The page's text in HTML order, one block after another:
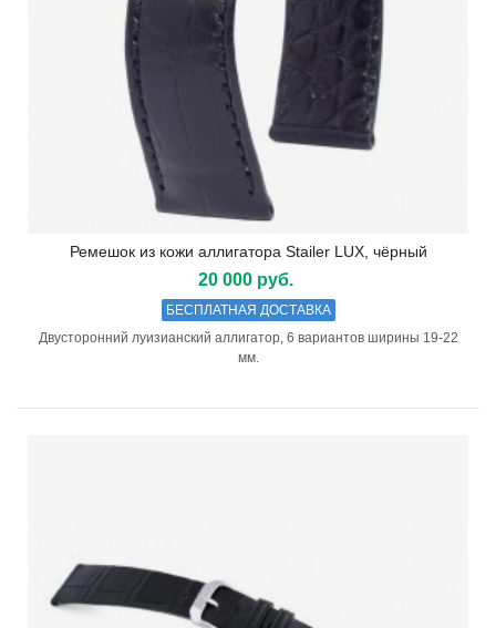
Ремешок из кожи аллигатора Stailer LUX, чёрный
20 000 руб.
БЕСПЛАТНАЯ ДОСТАВКА
Двусторонний луизианский аллигатор, 6 вариантов ширины 19-22
мм.